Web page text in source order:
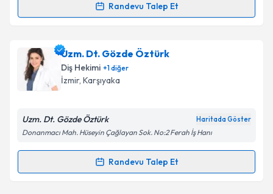
Kişisel verilerimin işlenmesine ilişkin
Metni'ni okudum ve kişisel verilerimin belirtilen
Takvim Talebini Gönder
Randevu Talep Et
Randevu Takvimi Talebi
Dt. Baran Ceyberiiçin randevu takvimi talebi
oluşturun. Size bu uzmandan randevu almanız için bir
takvim hazırlandığında e-posta ile bilgilendireceğiz.
Kişisel verilerimin işlenmesine ilişkin
Metni'ni okudum ve kişisel verilerimin belirtilen
Uzm. Dt. Gözde Öztürk
Diş Hekimi +1diğer
İzmir, Karşıyaka
Uzm. Dt. Gözde Öztürk Haritada Göster
Donanmacı Mah. Hüseyin Çağlayan Sok. No:2 Ferah İş Hanı
Randevu Talep Et
Randevu Takvimi Talebi